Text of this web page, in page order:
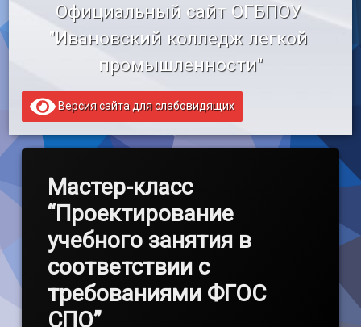
Образовательный кредит
Официальный сайт ОГБПОУ
"Ивановский колледж легкой
промышленности"
Версия сайта для слабовидящих
Мастер-класс
“Проектирование
учебного занятия в
соответствии с
требованиями ФГОС
СПО”